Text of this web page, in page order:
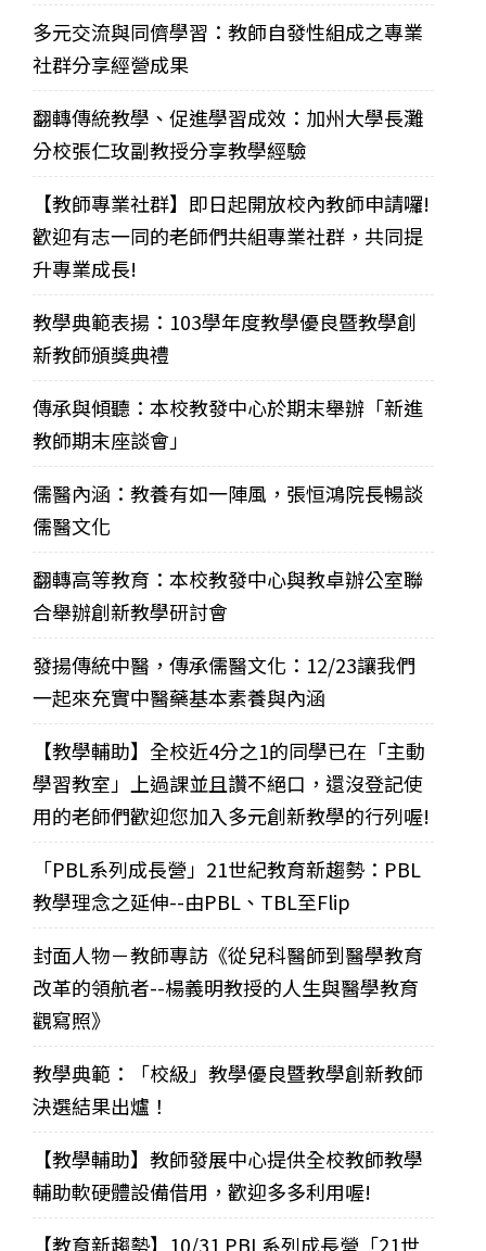
多元交流與同儕學習：教師自發性組成之專業
社群分享經營成果
翻轉傳統教學、促進學習成效：加州大學長灘
分校張仁玫副教授分享教學經驗
【教師專業社群】即日起開放校內教師申請囉!
歡迎有志一同的老師們共組專業社群，共同提
升專業成長!
教學典範表揚：103學年度教學優良暨教學創
新教師頒獎典禮
傳承與傾聽：本校教發中心於期末舉辦「新進
教師期末座談會」
儒醫內涵：教養有如一陣風，張恒鴻院長暢談
儒醫文化
翻轉高等教育：本校教發中心與教卓辦公室聯
合舉辦創新教學研討會
發揚傳統中醫，傳承儒醫文化：12/23讓我們
一起來充實中醫藥基本素養與內涵
【教學輔助】全校近4分之1的同學已在「主動
學習教室」上過課並且讚不絕口，還沒登記使
用的老師們歡迎您加入多元創新教學的行列喔!
「PBL系列成長營」21世紀教育新趨勢：PBL
教學理念之延伸--由PBL、TBL至Flip
封面人物－教師專訪《從兒科醫師到醫學教育
改革的領航者--楊義明教授的人生與醫學教育
觀寫照》
教學典範：「校級」教學優良暨教學創新教師
決選結果出爐！
【教學輔助】教師發展中心提供全校教師教學
輔助軟硬體設備借用，歡迎多多利用喔!
【教育新趨勢】10/31 PBL系列成長營「21世